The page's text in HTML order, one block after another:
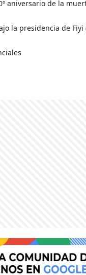
aniversario de la
la presidencia de Fiyi